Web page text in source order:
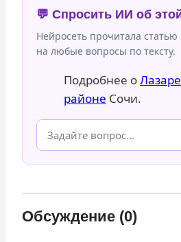
💬 Спросить ИИ об
Нейросеть прочитала статью
на любые вопросы по тексту.
Подробнее о
районе Сочи.
Обсуждение (0)